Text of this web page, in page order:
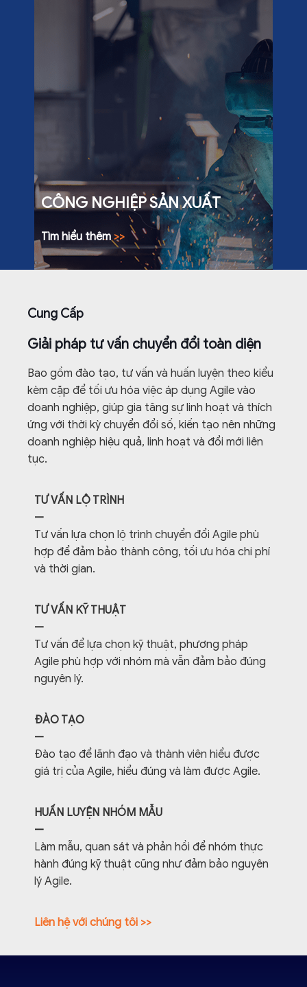
CÔNG NGHIỆP SẢN XUẤT
Tìm hiểu thêm>>
Cung Cấp
Giải pháp tư vấn chuyển đổi toàn diện
Bao gồm đào tạo, tư vấn và huấn luyện theo kiểu
kèm cặp để tối ưu hóa việc áp dụng Agile vào
doanh nghiệp, giúp gia tăng sự linh hoạt và thích
ứng với thời kỳ chuyển đổi số, kiến tạo nên những
doanh nghiệp hiệu quả, linh hoạt và đổi mới liên
tục.
TƯ VẤN LỘ TRÌNH
—
Tư vấn lựa chọn lộ trình chuyển đổi Agile phù
hợp để đảm bảo thành công, tối ưu hóa chi phí
và thời gian.
TƯ VẤN KỸ THUẬT
—
Tư vấn để lựa chọn kỹ thuật, phương pháp
Agile phù hợp với nhóm mà vẫn đảm bảo đúng
nguyên lý.
ĐÀO TẠO
—
Đào tạo để lãnh đạo và thành viên hiểu được
giá trị của Agile, hiểu đúng và làm được Agile.
HUẤN LUYỆN NHÓM MẪU
—
Làm mẫu, quan sát và phản hồi để nhóm thực
hành đúng kỹ thuật cũng như đảm bảo nguyên
lý Agile.
Liên hệ với chúng tôi >>